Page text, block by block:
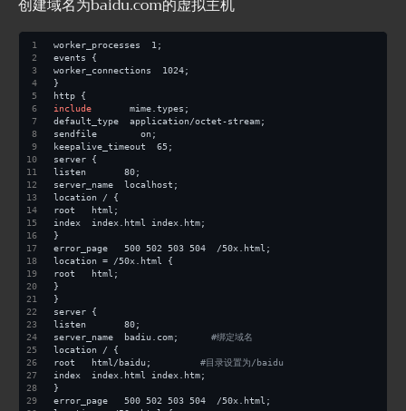
创建域名为baidu.com的虚拟主机
worker_processes  1;
events {
worker_connections  1024;
}
http {
include
       mime.types;
default_type  application/octet-stream;
sendfile        on;
keepalive_timeout  65;
server {
listen       80;
server_name  localhost;
location / {
root   html;
index  index.html index.htm;
}
error_page   500 502 503 504  /50x.html;
location = /50x.html {
root   html;
}
}
server {
listen       80;
server_name  badiu.com; #绑定域名
location / {
root   html/baidu; #目录设置为/baidu
index  index.html index.htm;
}
error_page   500 502 503 504  /50x.html;